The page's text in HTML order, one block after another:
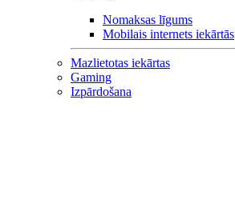
Nomaksas līgums
Mobilais internets iekārtās
Mazlietotas iekārtas
Gaming
Izpārdošana